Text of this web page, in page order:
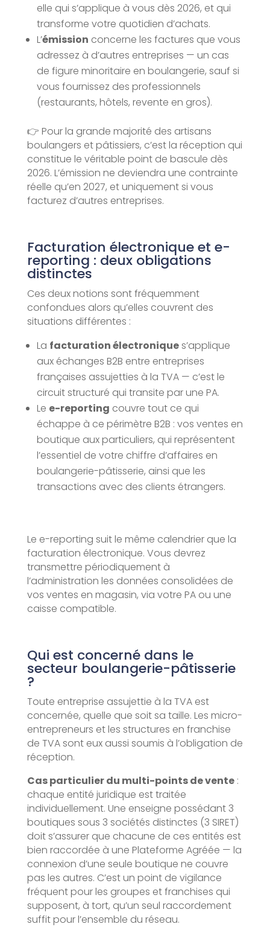
elle qui s’applique à vous dès 2026, et qui
transforme votre quotidien d’achats.
L’émission concerne les factures que vous
adressez à d’autres entreprises — un cas
de figure minoritaire en boulangerie, sauf si
vous fournissez des professionnels
(restaurants, hôtels, revente en gros).
👉 Pour la grande majorité des artisans
boulangers et pâtissiers, c’est la réception qui
constitue le véritable point de bascule dès
2026. L’émission ne deviendra une contrainte
réelle qu’en 2027, et uniquement si vous
facturez d’autres entreprises.
Facturation électronique et e-
reporting : deux obligations
distinctes
Ces deux notions sont fréquemment
confondues alors qu’elles couvrent des
situations différentes :
La facturation électroniques’applique
aux échanges B2B entre entreprises
françaises assujetties à la TVA — c’est le
circuit structuré qui transite par une PA.
Le e-reporting couvre tout ce qui
échappe à ce périmètre B2B : vos ventes en
boutique aux particuliers, qui représentent
l’essentiel de votre chiffre d’affaires en
boulangerie-pâtisserie, ainsi que les
transactions avec des clients étrangers.
Le e-reporting suit le même calendrier que la
facturation électronique. Vous devrez
transmettre périodiquement à
l’administration les données consolidées de
vos ventes en magasin, via votre PA ou une
caisse compatible.
Qui est concerné dans le
secteur boulangerie-pâtisserie
?
Toute entreprise assujettie à la TVA est
concernée, quelle que soit sa taille. Les micro-
entrepreneurs et les structures en franchise
de TVA sont eux aussi soumis à l’obligation de
réception.
Cas particulier du multi-points de vente:
chaque entité juridique est traitée
individuellement. Une enseigne possédant 3
boutiques sous 3 sociétés distinctes (3 SIRET)
doit s’assurer que chacune de ces entités est
bien raccordée à une Plateforme Agréée — la
connexion d’une seule boutique ne couvre
pas les autres. C’est un point de vigilance
fréquent pour les groupes et franchises qui
supposent, à tort, qu’un seul raccordement
suffit pour l’ensemble du réseau.